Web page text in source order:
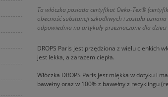
Ta włóczka posiada certyfikat Oeko-Tex®
obecność substancji szkodliwych i została
odpowiednia na artykuły przeznaczone dla
DROPS Paris jest przędziona z wielu cienkich
jest lekka, a zarazem ciepła.
Włóczka DROPS Paris jest miękka w dotyku i
bawełny oraz w 100% z bawełny z recyklingu